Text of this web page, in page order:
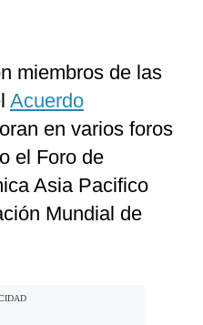
miembros de las
Acuerdo
en varios foros
el Foro de
Asia Pacifico
Mundial de